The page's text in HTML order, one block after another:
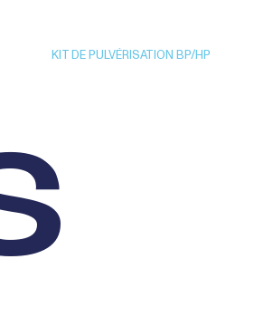
KIT DE PULVÉRISATION BP/HP